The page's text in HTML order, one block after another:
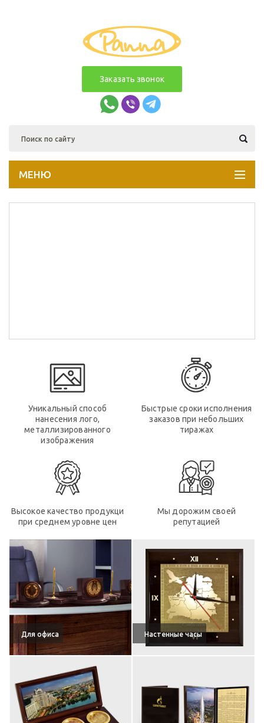
Заказать звонок
МЕНЮ
Уникальный способ
нанесения лого,
металлизированного
изображения
Быстрые сроки исполнения
заказов при небольших
тиражах
Высокое качество продукци
при среднем уровне цен
Мы дорожим своей
репутацией
Для офиса Настенные часы